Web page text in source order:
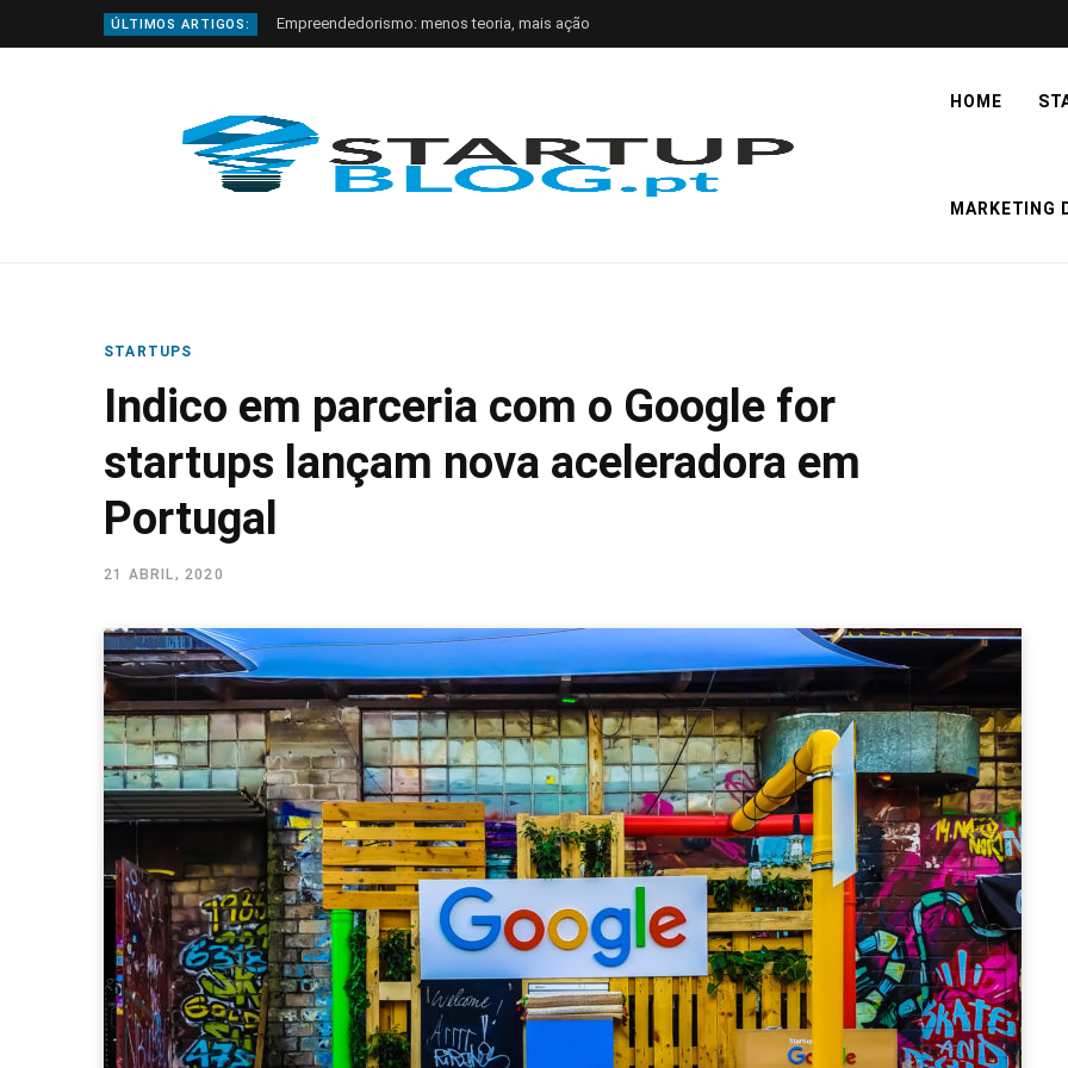
ÚLTIMOS ARTIGOS: Empreendedorismo: menos teoria, mais ação
HOME
MARKETING
STARTUPS
Indico em parceria com o Google for
startups lançam nova aceleradora em
Portugal
21 ABRIL, 2020